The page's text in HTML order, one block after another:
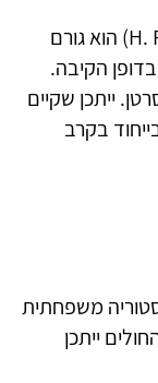
כמו כן, החיידק הליקובקטר פילורי (H. Pylori) הוא גורם
בדופן הקיבה.
ייתכן שקיים
בקרב
משפחתית
עם זאת בכ-5% עד 10% מהחולים ייתכן